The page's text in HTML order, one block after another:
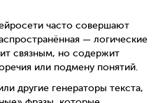
часто совершают
— логические
связным, но содержит
или подмену понятий.
другие генераторы текста,